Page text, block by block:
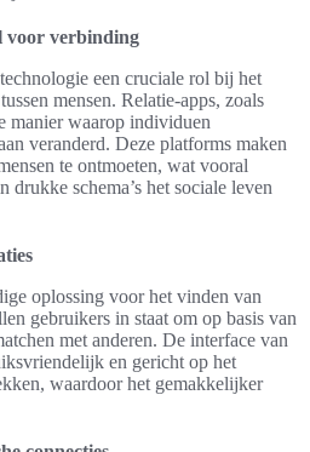
voor verbinding
een cruciale rol bij het
mensen. Relatie-apps, zoals
manier waarop individuen
veranderd. Deze platforms maken
te ontmoeten, wat vooral
schema’s het sociale leven
oplossing voor het vinden van
gebruikers in staat om op basis van
met anderen. De interface van
en gericht op het
waardoor het gemakkelijker